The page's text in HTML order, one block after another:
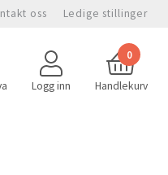
oss Ledige stillinger
Logg inn
0
Handlekurv